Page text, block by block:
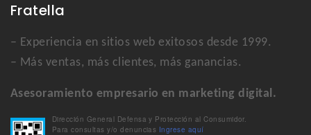
Fratella
– Experiencia en sitios web exitosos desde 1999.
– Más ventas, más clientes, más ganancias.
Asesoramiento empresario en marketing digital.
Dirección General Defensa y Protección al Consumidor.
Para consultas y/o denuncias Ingrese aquí